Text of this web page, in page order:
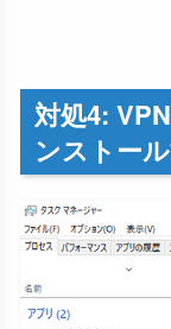
対処4:
ンストー